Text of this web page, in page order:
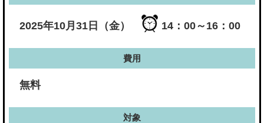
2025年10月31日（金） 14：00～16：00
費用
無料
対象